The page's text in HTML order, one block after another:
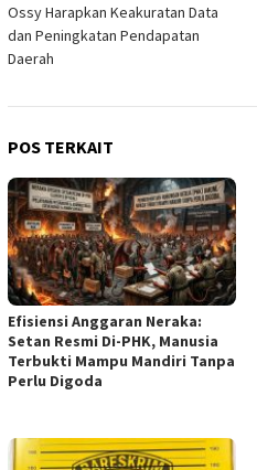
Ossy Harapkan Keakuratan Data
dan Peningkatan Pendapatan
Daerah
POS TERKAIT
Efisiensi Anggaran Neraka:
Setan Resmi Di-PHK, Manusia
Terbukti Mampu Mandiri Tanpa
Perlu Digoda